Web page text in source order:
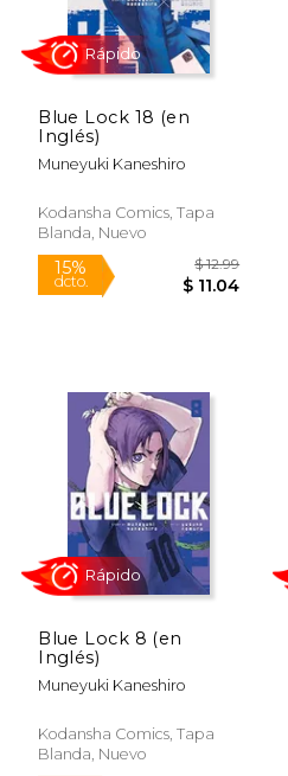
15%
15%
Rápido
Blue Lock 18 (en
Inglés)
Muneyuki Kaneshiro
Kodansha Comics, Tapa
Blanda, Nuevo
Blue Lock 8 (en
Inglés)
Muneyuki Kaneshiro
Kodansha Comics, Tapa
Blanda, Nuevo